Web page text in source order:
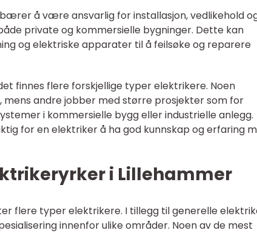
å være ansvarlig for installasjon, vedlikehold
private og kommersielle bygninger. Dette kan
og elektriske apparater til å feilsøke og reparere
finnes flere forskjellige typer elektrikere. Noen
mens andre jobber med større prosjekter som for
i kommersielle bygg eller industrielle anlegg.
for en elektriker å ha god kunnskap og erfaring
i Lillehammer
flere typer elektrikere. I tillegg til generelle
innenfor ulike områder. Noen av de mest